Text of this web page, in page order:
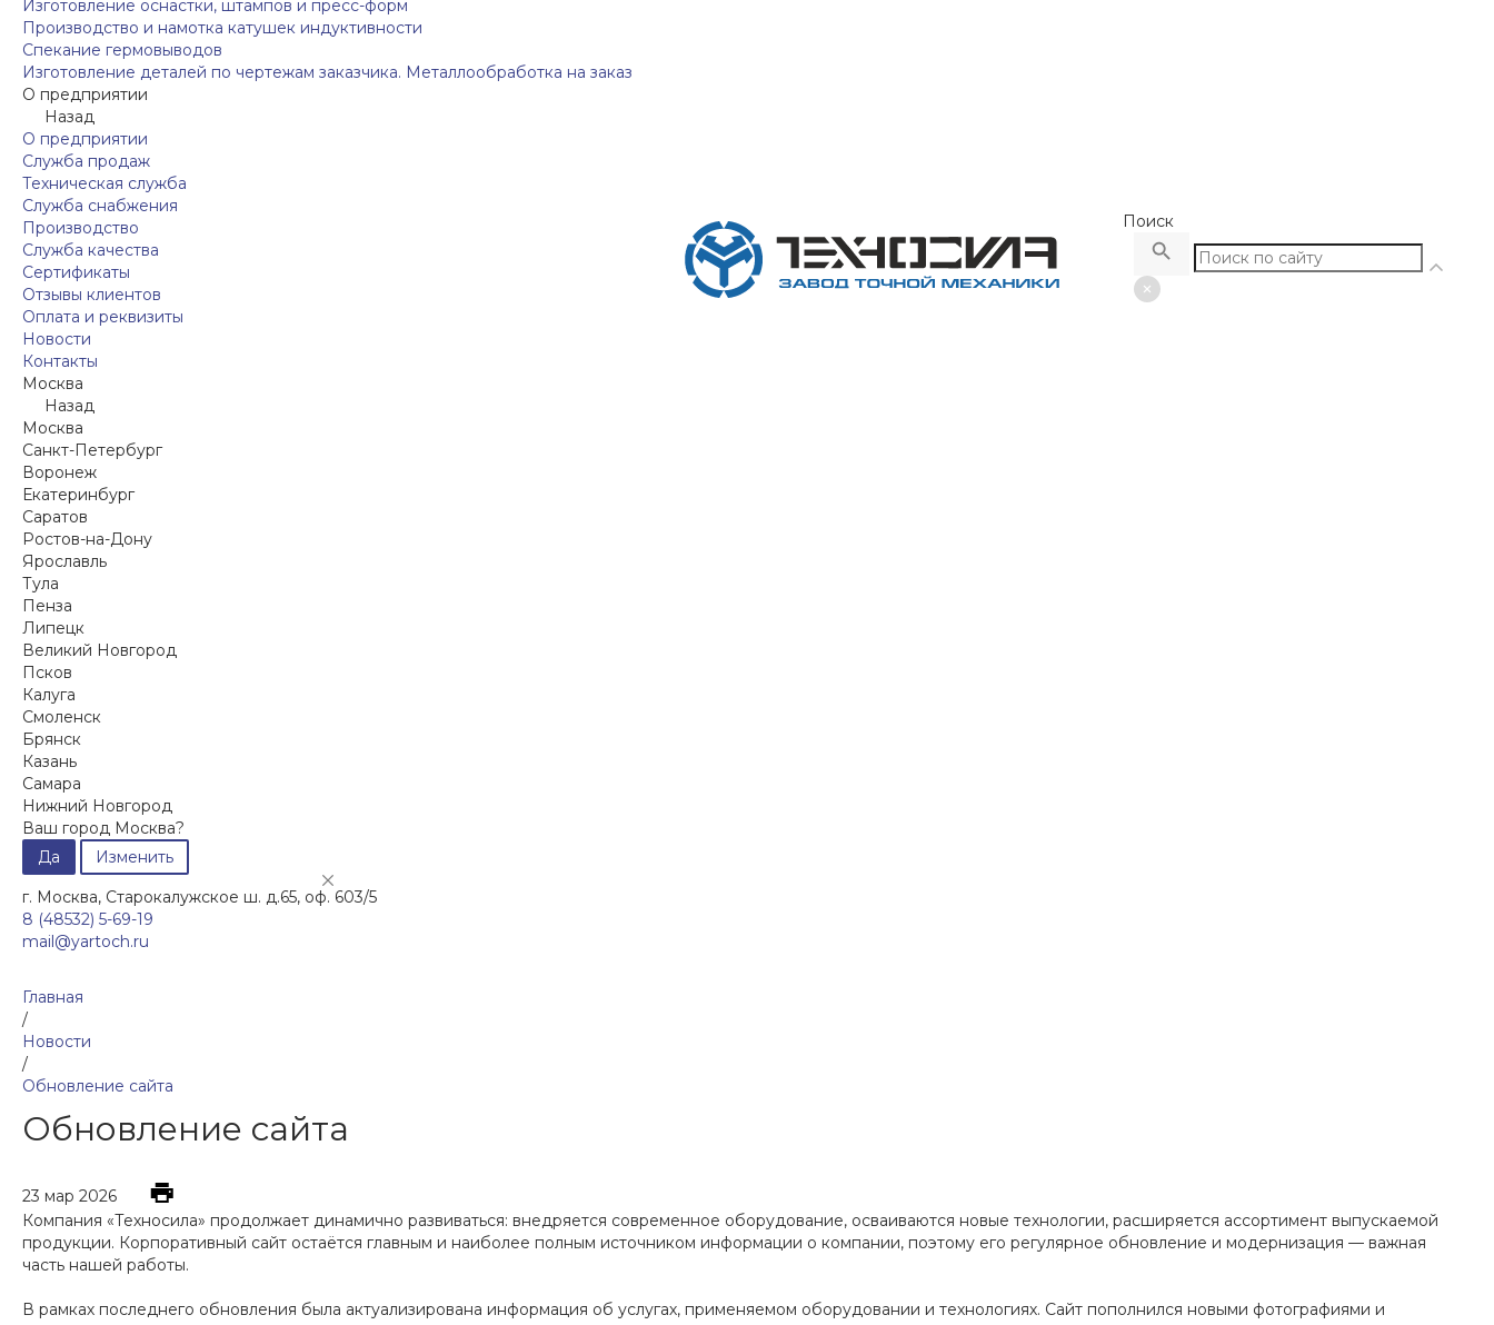
Изготовление оснастки, штампов и пресс-форм
Производство и намотка катушек индуктивности
Спекание гермовыводов
Изготовление деталей по чертежам заказчика. Металлообработка на заказ
О предприятии
Назад
О предприятии
Служба продаж
Техническая служба
Служба снабжения
Производство
Служба качества
Сертификаты
Отзывы клиентов
Оплата и реквизиты
Новости
Контакты
Москва
Назад
Москва
Санкт-Петербург
Воронеж
Екатеринбург
Саратов
Ростов-на-Дону
Ярославль
Тула
Пенза
Липецк
Великий Новгород
Псков
Калуга
Смоленск
Брянск
Казань
Самара
Нижний Новгород
Ваш город Москва?
Да
Изменить
г. Москва, Старокалужское ш. д.65, оф. 603/5
8 (48532) 5-69-19
mail@yartoch.ru
Поиск
Главная
/
Новости
/
Обновление сайта
Обновление сайта
23 мар 2026
Компания «Техносила» продолжает динамично развиваться: внедряется современное оборудование, осваиваются новые технологии, расширяется ассортимент выпускаемой
продукции. Корпоративный сайт остаётся главным и наиболее полным источником информации о компании, поэтому его регулярное обновление и модернизация — важная
часть нашей работы.
В рамках последнего обновления была актуализирована информация об услугах, применяемом оборудовании и технологиях. Сайт пополнился новыми фотографиями и